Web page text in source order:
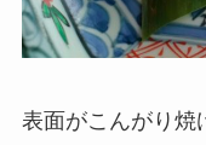
表面がこんがり焼